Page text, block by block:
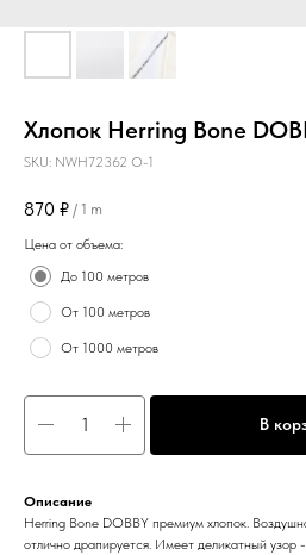
Хлопок Herring Bone
SKU: NWH72362 O-1
870 ₽ / 1 m
Цена от объема:
До 100 метров
От 100 метров
От 1000 метров
В
Описание
Herring Bone DOBBY премиум хлопок.
отлично драпируется. Имеет деликатный узор -